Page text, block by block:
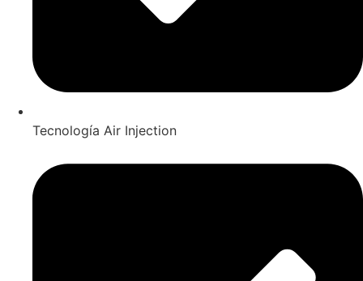
Tecnología Air Injection